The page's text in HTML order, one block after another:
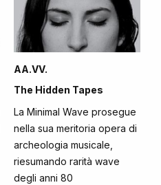
AA.VV.
The Hidden Tapes
La Minimal Wave prosegue
nella sua meritoria opera di
archeologia musicale,
riesumando rarità wave
degli anni 80